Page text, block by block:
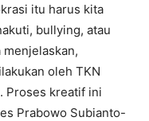
itu harus kita
bullying, atau
menjelaskan,
oleh TKN
Proses kreatif ini
Prabowo Subianto-